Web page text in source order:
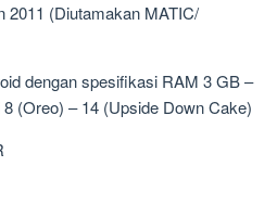
2011 (Diutamakan MATIC/
dengan spesifikasi RAM 3 GB –
(Oreo) – 14 (Upside Down Cake)